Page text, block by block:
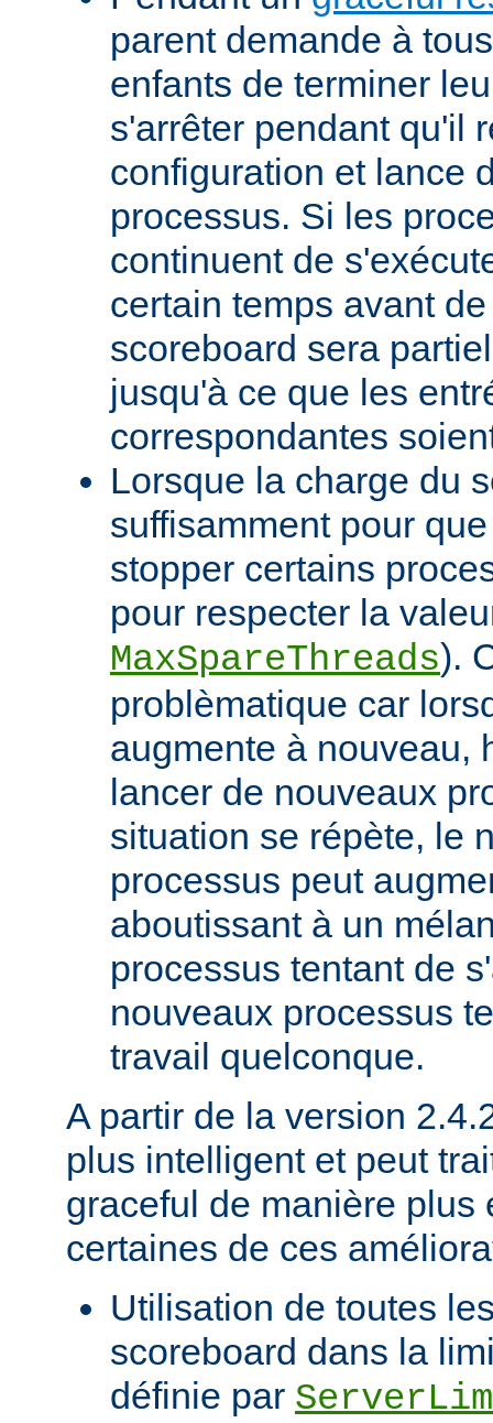
parent demande à
enfants de terminer
s'arrêter pendant qu'il
configuration et lance
processus. Si les
continuent de
certain temps avant
scoreboard sera
jusqu'à ce que les
correspondantes
Lorsque la charge du
suffisamment pour
stopper certains
pour respecter la
MaxSpareThreads).
problèmatique car
augmente à nouveau,
lancer de nouveaux
situation se répète, le
processus peut
aboutissant à un
processus tentant de
nouveaux processus
travail quelconque.
A partir de la version
plus intelligent et peut
graceful de manière plus
certaines de ces
Utilisation de toutes
scoreboard dans la
définie par